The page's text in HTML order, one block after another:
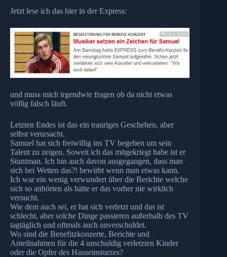
Jetzt lese ich das hier in der Express:
und muss mich irgendwie fragen ob da nicht etwas
völlig falsch läuft.
Letzten Endes ist das ein trauriges Geschehen, aber
selbst verursacht.
Samuel hat sich freiwillig ins TV begeben um sein
Talent zu zeigen. Soweit ich das mitgekriegt habe ist er
Stuntman. Ich bin auch davon ausgegangen, dass man
sich bei Wetten das?! bewirbt wenn man etwas kann.
Ich war ein wenig verwundert über die Berichte welche
sich so anhörten als hätte er das vorher nie wirklich
versucht.
Wie dem auch sei, er hat sich verletzt und das ist
schlecht, aber solche Dinge passieren außerhalb des TV
tagtäglich und oftmals auch unverschuldet.
Wo sind die Benefitzkonzerte, Berichte und
Anteilnahmen für die 4 unschuldig verletzten Kinder
oder die Opfer des Hauseinsturzes?